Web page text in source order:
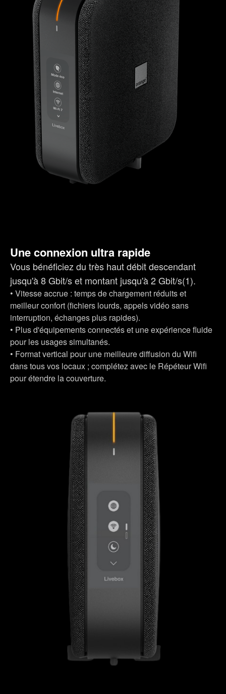
Une connexion ultra rapide
Vous bénéficiez du très haut débit descendant
jusqu'à 8 Gbit/s et montant jusqu'à 2 Gbit/s(1).
• Vitesse accrue : temps de chargement réduits et
meilleur confort (fichiers lourds, appels vidéo sans
interruption, échanges plus rapides).
• Plus d'équipements connectés et une expérience fluide
pour les usages simultanés.
• Format vertical pour une meilleure diffusion du Wifi
dans tous vos locaux ; complétez avec le Répéteur Wifi
pour étendre la couverture.